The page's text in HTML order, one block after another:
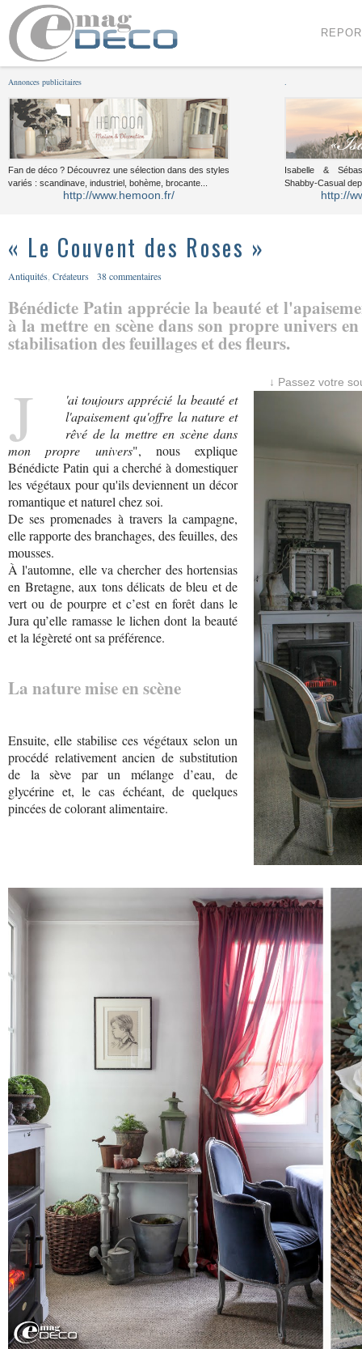
Annonces publicitaires
Fan de déco ? Découvrez une sélection dans des styles
variés : scandinave, industriel, bohème, brocante...
http://www.hemoon.fr/
Isabelle &
Shabby-Casual
http://
« Le Couvent des Roses »
Antiquités Créateurs 38 commentaires
Bénédicte Patin apprécie la beauté et
à la mettre en scène dans son propre univers
stabilisation des feuillages et des fleurs.
↓ Passez votre
J
'ai toujours apprécié la beauté et
l'apaisement qu'offre la nature et
rêvé de la mettre en scène dans
mon propre univers", nous explique
Bénédicte Patin qui a cherché à domestiquer
les végétaux pour qu'ils deviennent un décor
romantique et naturel chez soi.
De ses promenades à travers la campagne,
elle rapporte des branchages, des feuilles, des
mousses.
À l'automne, elle va chercher des hortensias
en Bretagne, aux tons délicats de bleu et de
vert ou de pourpre et c’est en forêt dans le
Jura qu’elle ramasse le lichen dont la beauté
et la légèreté ont sa préférence.
La nature mise en scène
Ensuite, elle stabilise ces végétaux selon un
procédé relativement ancien de substitution
de la sève par un mélange d’eau, de
glycérine et, le cas échéant, de quelques
pincées de colorant alimentaire.